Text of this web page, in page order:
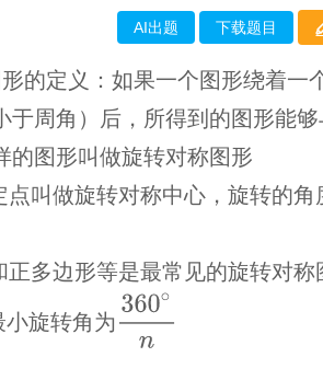
AI出题 下载题目
的定义：如果一个图形绕着一
于周角）后，所得到的图形能
的图形叫做旋转对称图形
点叫做旋转对称中心，旋转的角
正多边形等是最常见的旋转对称
旋转角为
360∘n